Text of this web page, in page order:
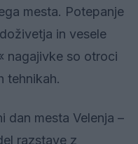
mesta. Potepanje
in vesele
nagajivke so otroci
tehnikah.
dan mesta Velenja –
razstave z